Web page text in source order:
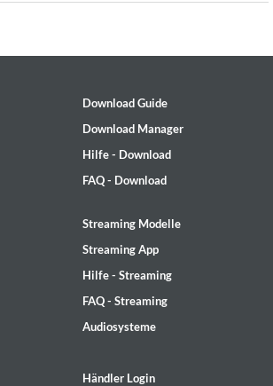
Download Guide
Download Manager
Hilfe - Download
FAQ - Download
Streaming Modelle
Streaming App
Hilfe - Streaming
FAQ - Streaming
Audiosysteme
Händler Login